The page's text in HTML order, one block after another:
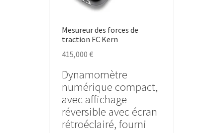
Mesureur des forces de
traction FC Kern
415,000 €
Dynamomètre
numérique compact,
avec affichage
réversible avec écran
rétroéclairé, fourni